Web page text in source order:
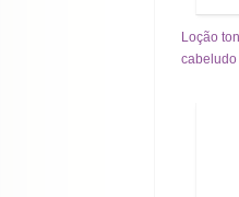
Loção
cabeludo